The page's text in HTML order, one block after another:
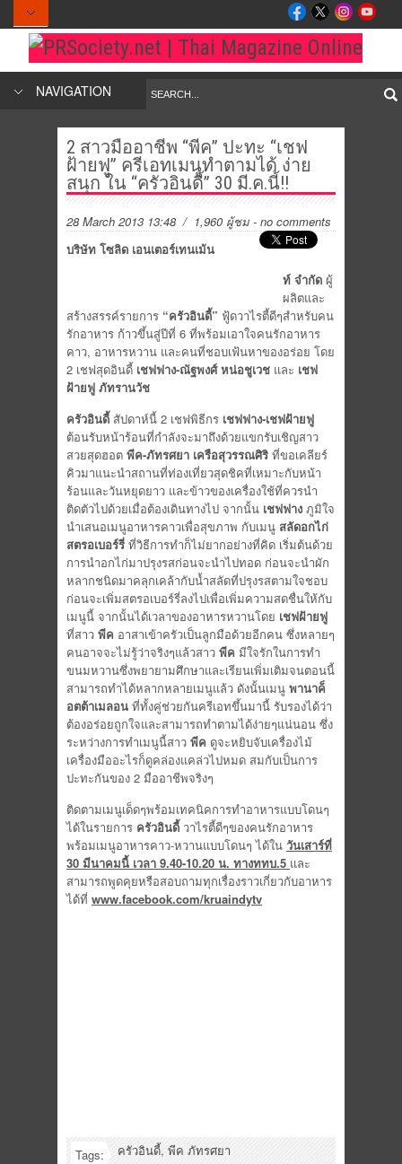
NAVIGATION
2 สาวมืออาชีพ “พีค” ปะทะ “เชฟ
ฝ้ายฟู” ครีเอทเมนูทำตามได้ ง่าย
สนุก ใน “ครัวอินดี้” 30 มี.ค.นี้!!
28 March 2013 13:48 / 1,960 ผู้ชม - no comments
บริษัท โซลิด เอนเตอร์เทนเม้น
ท์ จำกัด ผู้
ผลิตและ
สร้างสรรค์รายการ “ครัวอินดี้” ฟู้ดวาไรตี้ดีๆสำหรับคน
รักอาหาร ก้าวขึ้นสู่ปีที่ 6 ที่พร้อมเอาใจคนรักอาหาร
คาว, อาหารหวาน และคนที่ชอบเฟ้นหาของอร่อย โดย
2 เชฟสุดอินดี้ เชฟฟาง-ณัฐพงศ์ หน่อชูเวช และ เชฟ
ฝ้ายฟู ภัทรานวัช
ครัวอินดี้ สัปดาห์นี้ 2 เชฟพิธีกร เชฟฟาง-เชฟฝ้ายฟู
ต้อนรับหน้าร้อนที่กำลังจะมาถึงด้วยแขกรับเชิญสาว
สวยสุดฮอต พีค-ภัทรศยา เครือสุวรรณศิริ ที่ขอเคลียร์
คิวมาแนะนำสถานที่ท่องเที่ยวสุดชิคที่เหมาะกับหน้า
ร้อนและวันหยุดยาว และข้าวของเครื่องใช้ที่ควรนำ
ติดตัวไปด้วยเมื่อต้องเดินทางไป จากนั้น เชฟฟาง ภูมิใจ
นำเสนอเมนูอาหารคาวเพื่อสุขภาพ กับเมนู สลัดอกไก่
สตรอเบอร์รี่ ที่วิธีการทำก็ไม่ยากอย่างที่คิด เริ่มต้นด้วย
การนำอกไก่มาปรุงรสก่อนจะนำไปทอด ก่อนจะนำผัก
หลากชนิดมาคลุกเคล้ากับน้ำสลัดที่ปรุงรสตามใจชอบ
ก่อนจะเพิ่มสตรอเบอร์รี่ลงไปเพื่อเพิ่มความสดชื่นให้กับ
เมนูนี้ จากนั้นได้เวลาของอาหารหวานโดย เชฟฝ้ายฟู
ที่สาว พีค อาสาเข้าครัวเป็นลูกมือด้วยอีกคน ซึ่งหลายๆ
คนอาจจะไม่รู้ว่าจริงๆแล้วสาว พีค มีใจรักในการทำ
ขนมหวานซึ่งพยายามศึกษาและเรียนเพิ่มเติมจนตอนนี้
สามารถทำได้หลากหลายเมนูแล้ว ดังนั้นเมนู พานาค็
อตต้าเมลอน ที่ทั้งคู่ช่วยกันครีเอทขึ้นมานี้ รับรองได้ว่า
ต้องอร่อยถูกใจและสามารถทำตามได้ง่ายๆแน่นอน ซึ่ง
ระหว่างการทำเมนูนี้สาว พีค ดูจะหยิบจับเครื่องไม้
เครื่องมืออะไรก็ดูคล่องแคล่วไปหมด สมกับเป็นการ
ปะทะกันของ 2 มืออาชีพจริงๆ
ติดตามเมนูเด็ดๆพร้อมเทคนิคการทำอาหารแบบโดนๆ
ได้ในรายการ ครัวอินดี้ วาไรตี้ดีๆของคนรักอาหาร
พร้อมเมนูอาหารคาว-หวานแบบโดนๆ ได้ใน วันเสาร์ที่
30 มีนาคมนี้ เวลา 9.40-10.20 น. ทางททบ.5 และ
สามารถพูดคุยหรือสอบถามทุกเรื่องราวเกี่ยวกับอาหาร
ได้ที่ www.facebook.com/kruaindytv
Tags: ครัวอินดี้, พีค ภัทรศยา